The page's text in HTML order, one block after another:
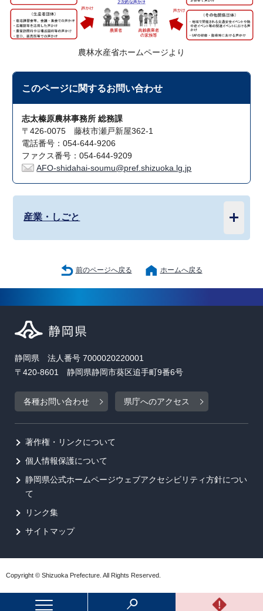
農林水産省ホームページより
このページに関するお問い合わせ
志太榛原農林事務所 総務課
〒426-0075 藤枝市瀬戸新屋362-1
電話番号：054-644-9206
ファクス番号：054-644-9209
AFO-shidahai-soumu@pref.shizuoka.lg.jp
産業・しごと
前のページへ戻る ホームへ戻る
静岡県 法人番号 7000020220001
〒420-8601 静岡県静岡市葵区追手町9番6号
各種お問い合わせ 県庁へのアクセス
著作権・リンクについて
個人情報保護について
静岡県公式ホームページウェブアクセシビリティ方針につい
て
リンク集
サイトマップ
Copyright © Shizuoka Prefecture. All Rights Reserved.